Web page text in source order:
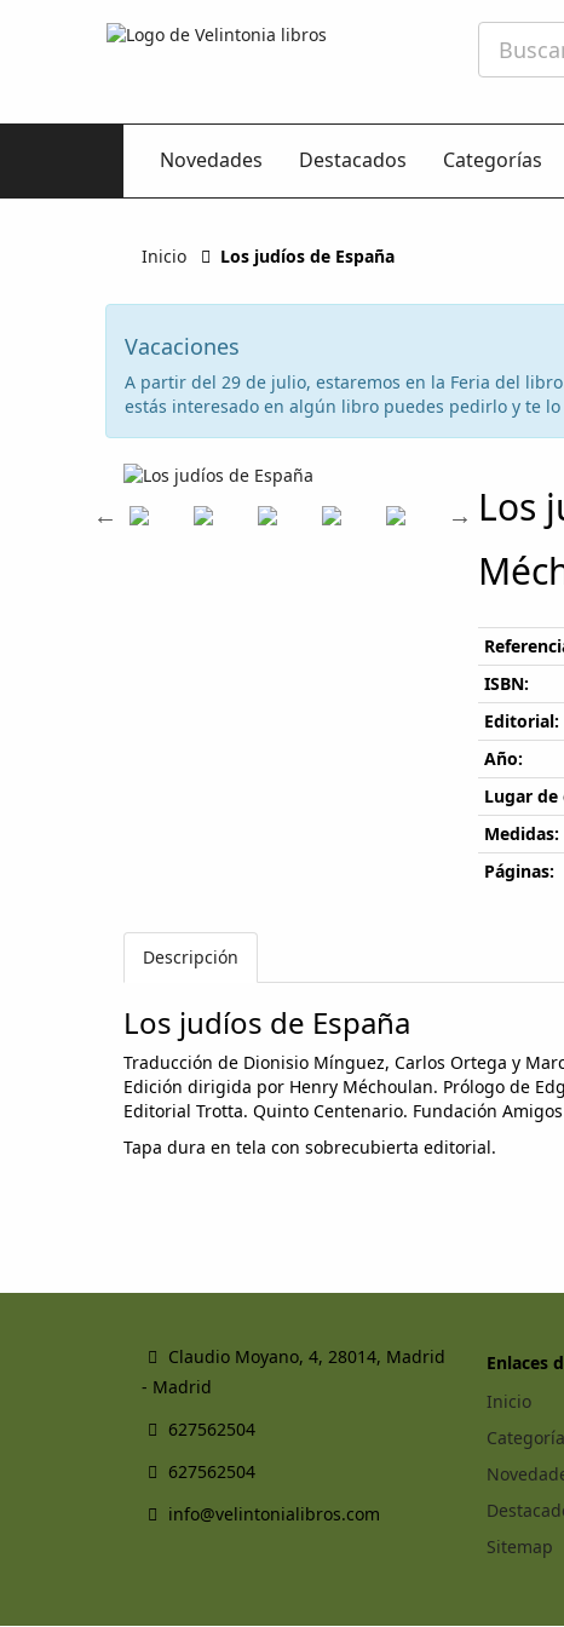
Novedades Destacados Categorías
Inicio Los judíos de España
Vacaciones
A partir del 29 de julio, estaremos en la Feria del
estás interesado en algún libro puedes pedirlo y te
Los
ISBN:
Editorial:
Año:
Lugar de
Medidas:
Páginas:
Descripción
Los judíos de España
Traducción de Dionisio Mínguez, Carlos Ortega y
Edición dirigida por Henry Méchoulan. Prólogo de
Editorial Trotta. Quinto Centenario. Fundación
Tapa dura en tela con sobrecubierta editorial.
Claudio Moyano, 4, 28014, Madrid
- Madrid
627562504
627562504
info@velintonialibros.com
Enlaces
Inicio
Sitemap